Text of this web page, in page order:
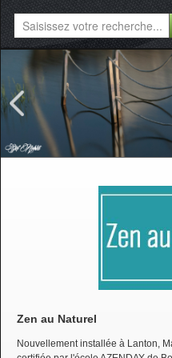
Zen au Naturel
Nouvellement installée à Lanton,